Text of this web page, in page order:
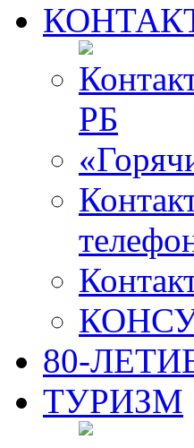
РБ
80-
ТУРИЗМ